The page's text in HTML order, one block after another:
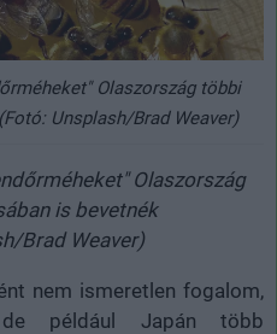
Olaszország többi
Unsplash/Brad Weaver)
Olaszország
is bevetnék
Brad Weaver)
nem ismeretlen fogalom,
például Japán több